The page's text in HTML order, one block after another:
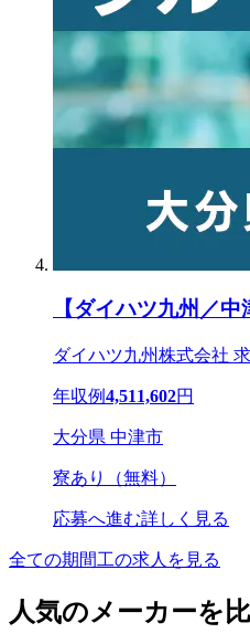
【ダイハツ九州／
ダイハツ九州株式会社
年収例4,511,602円
大分県 中津市
寮あり（無料）
応募へ進む詳しく見る
全ての期間工の求人を見る
人気のメーカーを比